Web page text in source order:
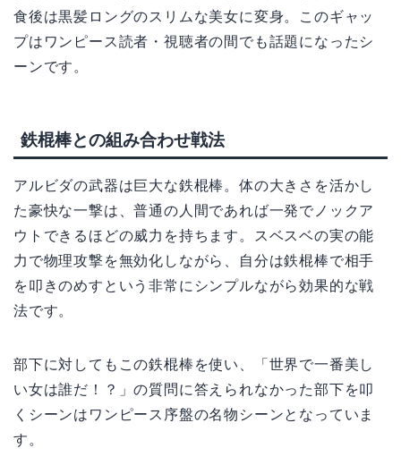
食後は黒髪ロングのスリムな美女に変身。このギャッ
プはワンピース読者・視聴者の間でも話題になったシ
ーンです。
鉄棍棒との組み合わせ戦法
アルビダの武器は巨大な鉄棍棒。体の大きさを活かし
た豪快な一撃は、普通の人間であれば一発でノックア
ウトできるほどの威力を持ちます。スベスベの実の能
力で物理攻撃を無効化しながら、自分は鉄棍棒で相手
を叩きのめすという非常にシンプルながら効果的な戦
法です。
部下に対してもこの鉄棍棒を使い、「世界で一番美し
い女は誰だ！？」の質問に答えられなかった部下を叩
くシーンはワンピース序盤の名物シーンとなっていま
す。